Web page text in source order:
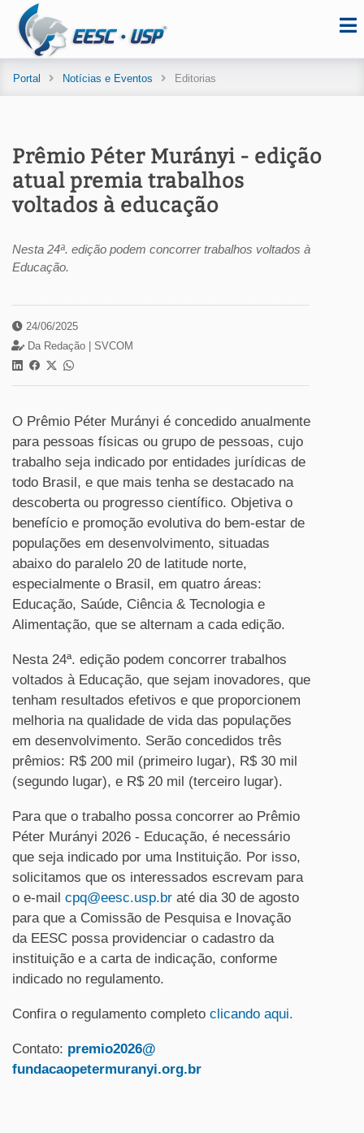
Portal Notícias e Eventos Editorias
Prêmio Péter Murányi - edição
atual premia trabalhos
voltados à educação
Nesta 24ª. edição podem concorrer trabalhos voltados à
Educação.
24/06/2025
Da Redação | SVCOM
O Prêmio Péter Murányi é concedido anualmente
para pessoas físicas ou grupo de pessoas, cujo
trabalho seja indicado por entidades jurídicas de
todo Brasil, e que mais tenha se destacado na
descoberta ou progresso científico. Objetiva o
benefício e promoção evolutiva do bem-estar de
populações em desenvolvimento, situadas
abaixo do paralelo 20 de latitude norte,
especialmente o Brasil, em quatro áreas:
Educação, Saúde, Ciência & Tecnologia e
Alimentação, que se alternam a cada edição.
Nesta 24ª. edição podem concorrer trabalhos
voltados à Educação, que sejam inovadores, que
tenham resultados efetivos e que proporcionem
melhoria na qualidade de vida das populações
em desenvolvimento. Serão concedidos três
prêmios: R$ 200 mil (primeiro lugar), R$ 30 mil
(segundo lugar), e R$ 20 mil (terceiro lugar).
Para que o trabalho possa concorrer ao Prêmio
Péter Murányi 2026 - Educação, é necessário
que seja indicado por uma Instituição. Por isso,
solicitamos que os interessados escrevam para
o e-mail cpq@eesc.usp.br até dia 30 de agosto
para que a Comissão de Pesquisa e Inovação
da EESC possa providenciar o cadastro da
instituição e a carta de indicação, conforme
indicado no regulamento.
Confira o regulamento completo clicando aqui.
Contato: premio2026@
fundacaopetermuranyi.org.br